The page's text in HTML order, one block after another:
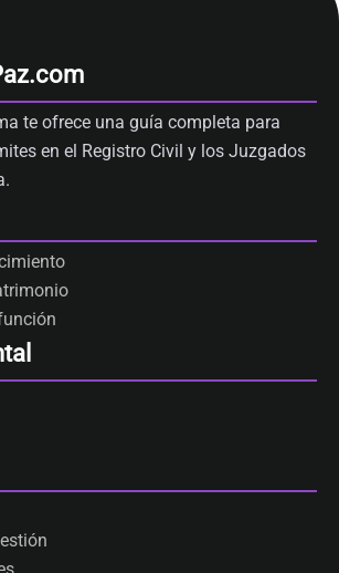
te ofrece una guía completa para
en el Registro Civil y los Juzgados